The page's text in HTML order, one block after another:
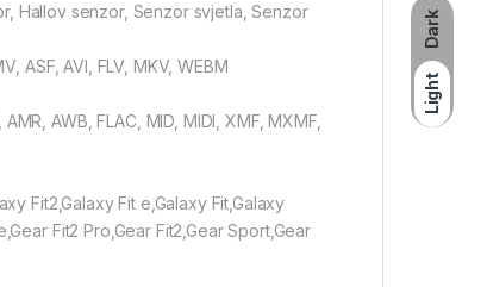
Dark
Light
Hallov senzor, Senzor svjetla, Senzor
ASF, AVI, FLV, MKV, WEBM
AWB, FLAC, MID, MIDI, XMF, MXMF,
Fit2,Galaxy Fit e,Galaxy Fit,Galaxy
Fit2 Pro,Gear Fit2,Gear Sport,Gear